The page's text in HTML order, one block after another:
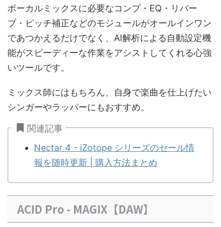
ボーカルミックスに必要なコンプ・EQ・リバー
ブ・ピッチ補正などのモジュールがオールインワン
であつかえるだけでなく、AI解析による自動設定機
能がスピーディーな作業をアシストしてくれる心強
いツールです。
ミックス師にはもちろん、自身で楽曲を仕上げたい
シンガーやラッパーにもおすすめ。
関連記事
Nectar 4 - iZotope シリーズのセール情
報を随時更新 | 購入方法まとめ
ACID Pro - MAGIX【DAW】